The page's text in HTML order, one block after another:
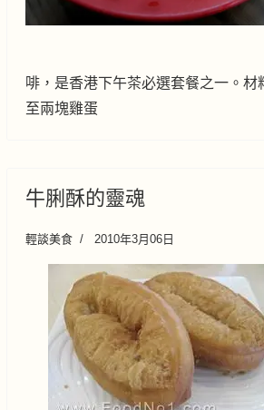
啡，是香港下午茶必選套餐之一。材
至兩塊雞蛋
牛脷酥的靈魂
輕談美食 2010年3月06日